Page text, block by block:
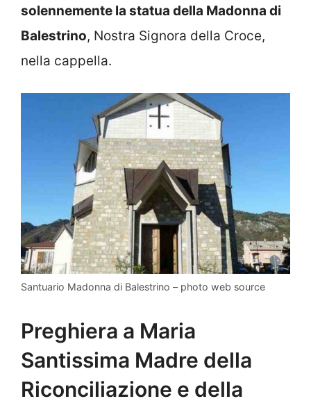
solennemente la statua della Madonna di
Balestrino, Nostra Signora della Croce,
nella cappella.
Santuario Madonna di Balestrino – photo web source
Preghiera a Maria
Santissima Madre della
Riconciliazione e della